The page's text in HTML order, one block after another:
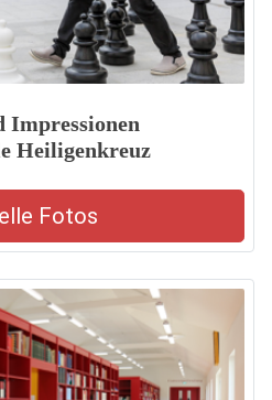
Impressionen
Heiligenkreuz
Fotos